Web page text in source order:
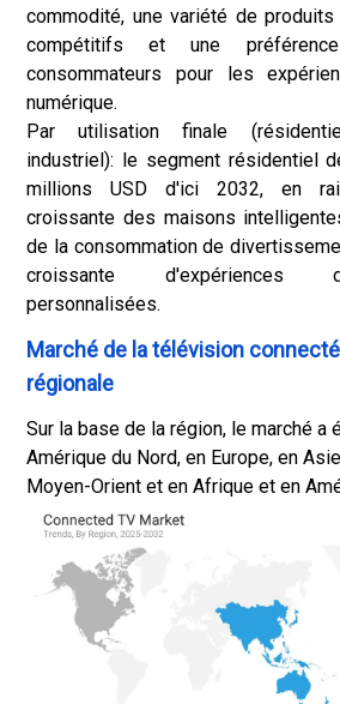
commodité, une variété de
compétitifs et une
consommateurs pour les
numérique.
Par utilisation finale
industriel): le segment résidentiel
millions USD d'ici 2032, en
croissante des maisons
de la consommation de
croissante d'expériences
personnalisées.
Marché de la télévision
régionale
Sur la base de la région, le marché a
Amérique du Nord, en Europe, en
Moyen-Orient et en Afrique et en